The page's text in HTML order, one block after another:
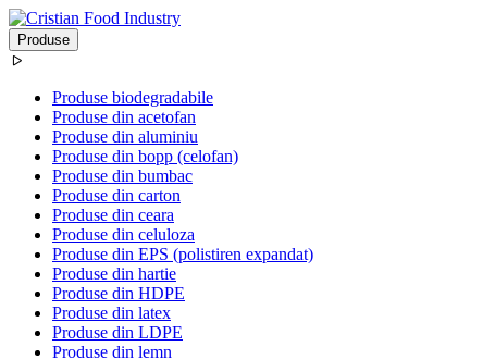
Produse
Produse biodegradabile
Produse din acetofan
Produse din aluminiu
Produse din bopp (celofan)
Produse din bumbac
Produse din carton
Produse din ceara
Produse din celuloza
Produse din EPS (polistiren expandat)
Produse din hartie
Produse din HDPE
Produse din latex
Produse din LDPE
Produse din lemn